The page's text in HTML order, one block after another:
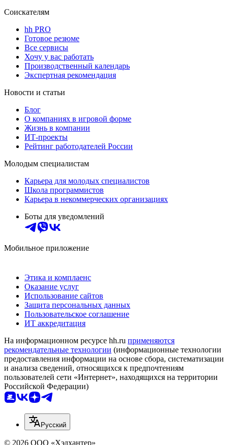
Соискателям
hh PRO
Готовое резюме
Все сервисы
Хочу у вас работать
Производственный календарь
Экспертная рекомендация
Новости и статьи
Блог
О компаниях в игровой форме
Жизнь в компании
ИТ-проекты
Рейтинг работодателей России
Молодым специалистам
Карьера для молодых специалистов
Школа программистов
Карьера в некоммерческих организациях
Боты для уведомлений
Мобильное приложение
Этика и комплаенс
Оказание услуг
Использование сайтов
Защита персональных данных
Пользовательское соглашение
ИТ аккредитация
На информационном ресурсе hh.ru применяются
рекомендательные технологии (информационные технологии
предоставления информации на основе сбора, систематизации
и анализа сведений, относящихся к предпочтениям
пользователей сети «Интернет», находящихся на территории
Российской Федерации)
Русский
© 2026 ООО «Хэдхантер»